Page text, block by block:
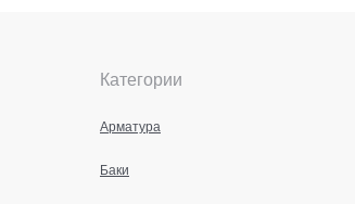
Категории
Арматура
Баки